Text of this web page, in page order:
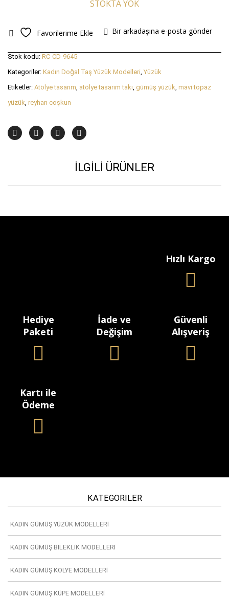
STOKTA YOK
Favorilerime Ekle Bir arkadaşına e-posta gönder
Stok kodu: RC-CD-9645
Kategoriler: Kadın Doğal Taş Yüzük Modelleri Yüzük
Etiketler: Atölye tasarım atölye tasarım takı gümüş yüzük mavi topaz
yüzük reyhan coşkun
İLGILI ÜRÜNLER
Hızlı Kargo
Hediye
Paketi
İade ve
Değişim
Güvenli
Alışveriş
Kartı ile
Ödeme
KATEGORILER
KADIN GÜMÜŞ YÜZÜK MODELLERI
KADIN GÜMÜŞ BILEKLIK MODELLERI
KADIN GÜMÜŞ KOLYE MODELLERI
KADIN GÜMÜŞ KÜPE MODELLERI